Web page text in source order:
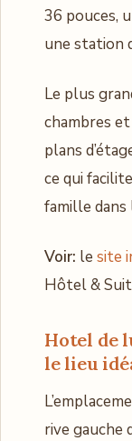
36 pouces,
une station
Le plus
chambres
plans
ce qui
famille
Voir: le site
Hôtel &
Hotel de
le lieu
rive gauche